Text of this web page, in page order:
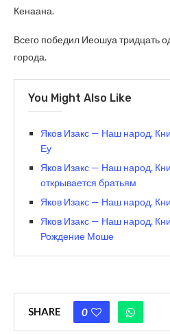
Кенаана.
Всего победил Иеошуа тридцать
города.
You Might Also Like
Яков Изакс — Наш народ.
Еу
Яков Изакс — Наш народ.
открывается братьям
Яков Изакс — Наш народ.
Яков Изакс — Наш народ.
Рождение Моше
SHARE 0